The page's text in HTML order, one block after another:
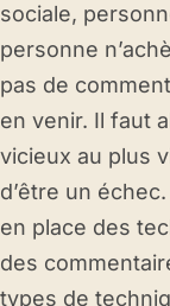
sociale,
personne
pas de
en venir. Il faut
vicieux au plus
d’être un
en place des
des
types de